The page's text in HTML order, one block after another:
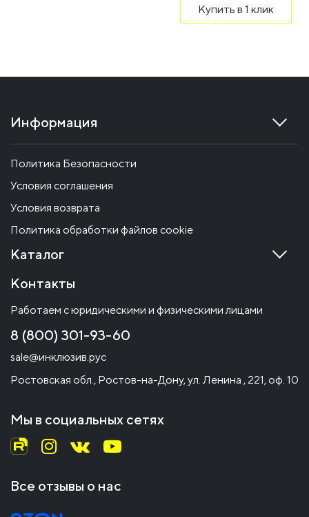
Купить в 1 клик
Информация
Политика Безопасности
Условия соглашения
Условия возврата
Политика обработки файлов cookie
Каталог
Контакты
Работаем с юридическими и физическими лицами
8 (800) 301-93-60
sale@инклюзив.рус
Ростовская обл., Ростов-на-Дону, ул. Ленина , 221, оф. 10
Мы в социальных сетях
Все отзывы о нас